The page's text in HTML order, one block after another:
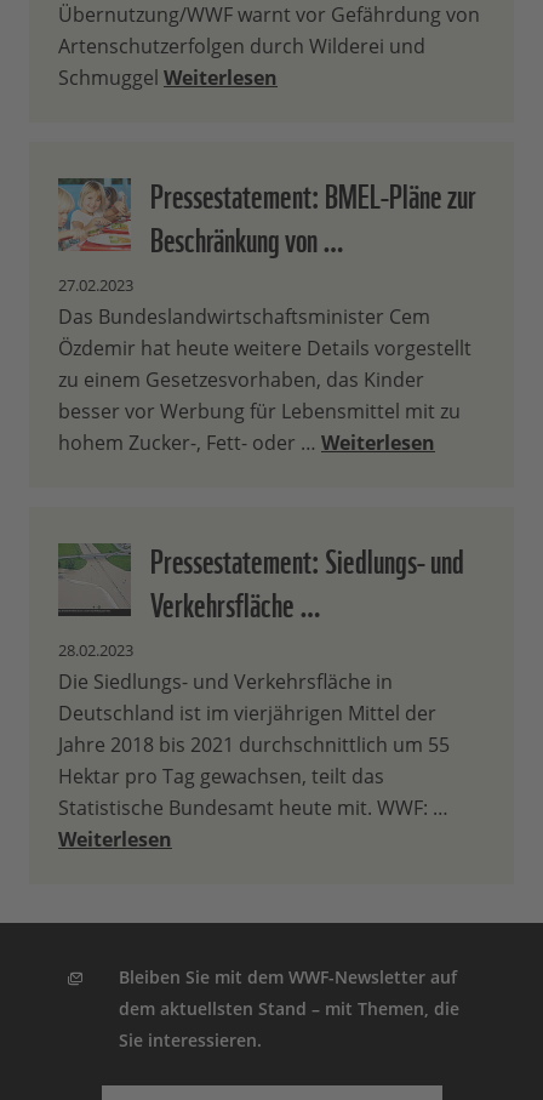
Übernutzung/WWF warnt vor Gefährdung von
Artenschutzerfolgen durch Wilderei und
Schmuggel Weiterlesen
Pressestatement: BMEL-Pläne zur
Beschränkung von …
27.02.2023
Das Bundeslandwirtschaftsminister Cem
Özdemir hat heute weitere Details vorgestellt
zu einem Gesetzesvorhaben, das Kinder
besser vor Werbung für Lebensmittel mit zu
hohem Zucker-, Fett- oder … Weiterlesen
Pressestatement: Siedlungs- und
Verkehrsfläche …
28.02.2023
Die Siedlungs- und Verkehrsfläche in
Deutschland ist im vierjährigen Mittel der
Jahre 2018 bis 2021 durchschnittlich um 55
Hektar pro Tag gewachsen, teilt das
Statistische Bundesamt heute mit. WWF: …
Weiterlesen
Bleiben Sie mit dem WWF-Newsletter auf
dem aktuellsten Stand – mit Themen, die
Sie interessieren.